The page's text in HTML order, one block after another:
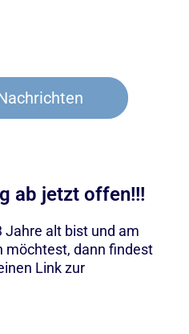
ab jetzt offen!!!
Jahre alt bist und am
möchtest, dann findest
Link zur